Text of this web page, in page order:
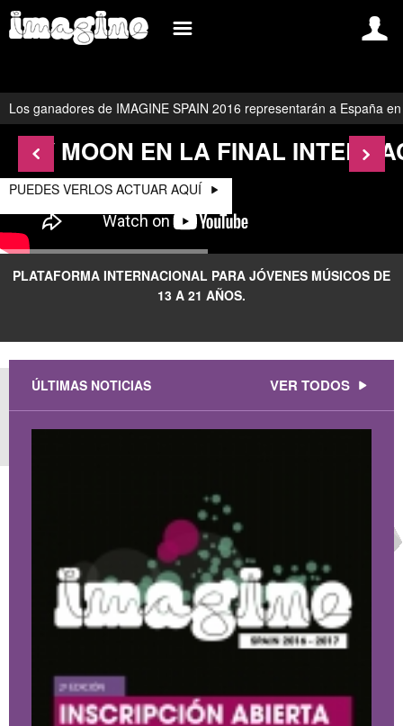
INTERNATIONAL
CROATIA
COMO INSCRIBIRSE?
CONCURSO IMAGINE SPAIN
BASES Y CONDICIONES DE PARTICIPACIÓN
WHAT IS IMAGINE
CONTACTO
BLOG
EVENTOS
GRUPOS/SOLISTAS
MULTIMEDIA
REGISTRAR
INICIAR SESIÓN
Los ganadores de IMAGINE SPAIN 2016 representarán a España
IVY MOON EN LA FINAL
PUEDES VERLOS ACTUAR AQUÍ
PLATAFORMA INTERNACIONAL PARA JÓVENES MÚSICOS DE
13 A 21 AÑOS.
ÚLTIMAS NOTICIAS VER TODOS